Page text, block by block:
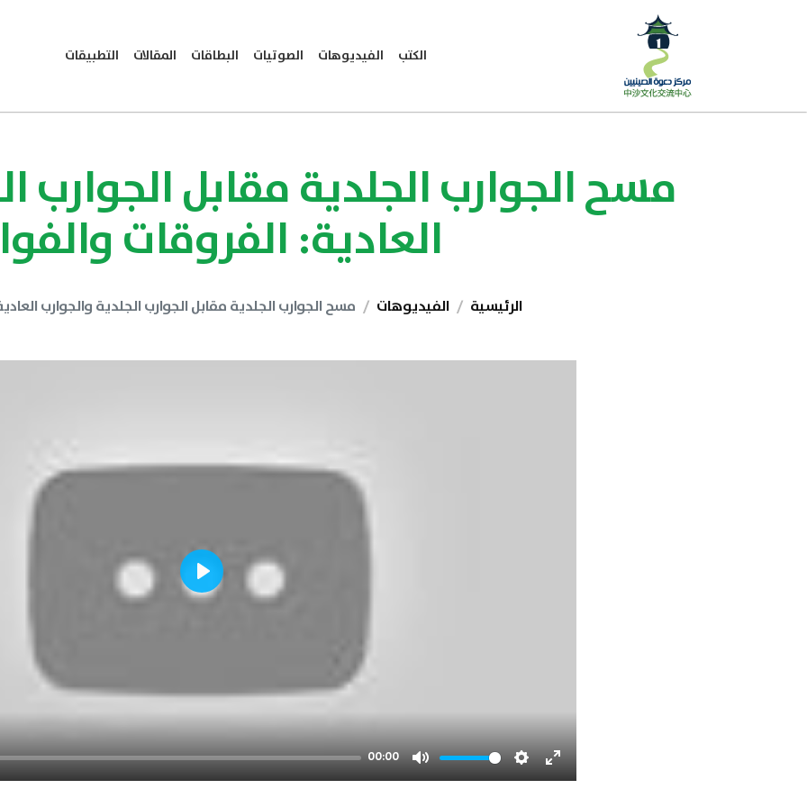
الكتب الفيديوهات الصوتيات البطاقات المقالات التطبيقات
مسح الجوارب الجلدية مقابل الجوارب
العادية: الفروقات
الرئيسية الفيديوهات مسح الجوارب الجلدية مقابل الجوارب الجلدية والجوارب
00:00
Mute Settings
Enter
Play